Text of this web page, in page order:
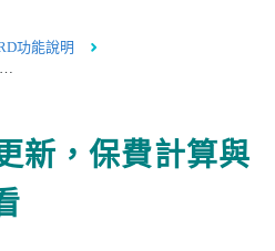
功能說明
2026勞保級距更新，保費計算與調整內容一次看
新，保費計算與